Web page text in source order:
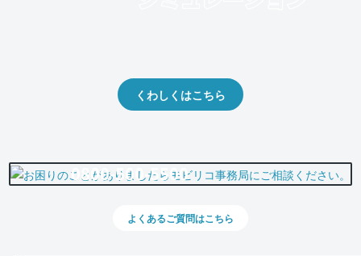
くわしくはこちら
0800-500-5500
よくあるご質問はこちら